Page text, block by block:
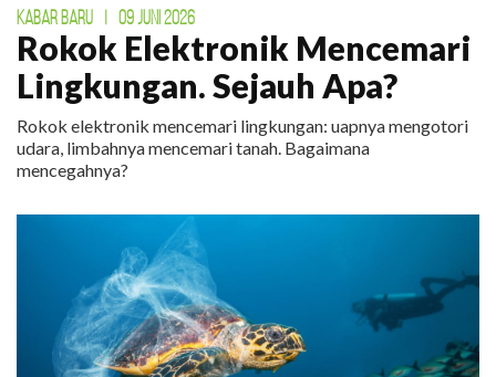
KABAR BARU | 09 JUNI 2026
Rokok Elektronik Mencemari
Lingkungan. Sejauh Apa?
Rokok elektronik mencemari lingkungan: uapnya mengotori
udara, limbahnya mencemari tanah. Bagaimana
mencegahnya?